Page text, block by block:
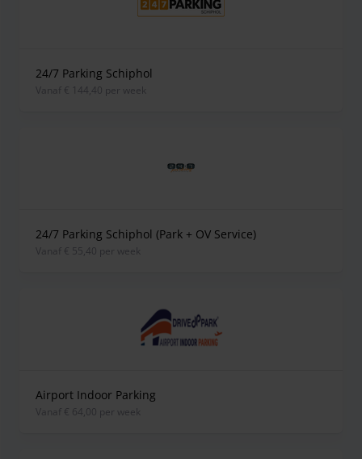
24/7 Parking Schiphol
vanaf € 144,40 per week
24/7 Parking Schiphol (Park + OV Service)
vanaf € 55,40 per week
Airport Indoor Parking
vanaf € 64,00 per week